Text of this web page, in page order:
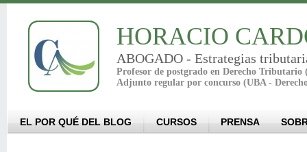
HORACIO
ABOGADO - Estrategias
Profesor de postgrado en Derecho Tributario
Adjunto regular por concurso (UBA -
EL POR QUÉ DEL BLOG CURSOS PRENSA